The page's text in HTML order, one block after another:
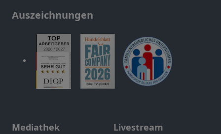
Auszeichnungen
Mediathek Livestream